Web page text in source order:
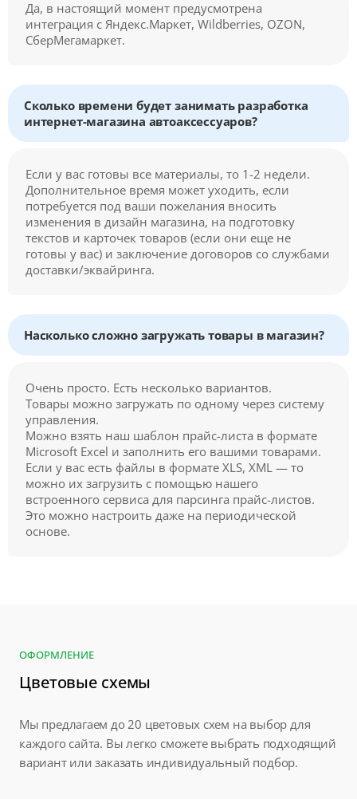
Да, в настоящий момент предусмотрена
интеграция с Яндекс.Маркет, Wildberries, OZON,
СберМегамаркет.
Сколько времени будет занимать разработка
интернет-магазина автоаксессуаров?
Если у вас готовы все материалы, то 1-2 недели.
Дополнительное время может уходить, если
потребуется под ваши пожелания вносить
изменения в дизайн магазина, на подготовку
текстов и карточек товаров (если они еще не
готовы у вас) и заключение договоров со службами
доставки/эквайринга.
Насколько сложно загружать товары в магазин?
Очень просто. Есть несколько вариантов.
Товары можно загружать по одному через систему
управления.
Можно взять наш шаблон прайс-листа в формате
Microsoft Excel и заполнить его вашими товарами.
Если у вас есть файлы в формате XLS, XML — то
можно их загрузить с помощью нашего
встроенного сервиса для парсинга прайс-листов.
Это можно настроить даже на периодической
основе.
ОФОРМЛЕНИЕ
Цветовые схемы
Мы предлагаем до 20 цветовых схем на выбор для
каждого сайта. Вы легко сможете выбрать подходящий
вариант или заказать индивидуальный подбор.